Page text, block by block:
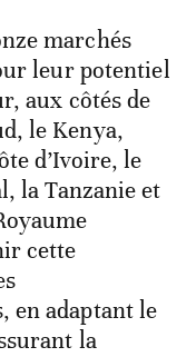
marchés
leur potentiel
aux côtés de
le Kenya,
d’Ivoire, le
la Tanzanie et
cette
en adaptant le
la